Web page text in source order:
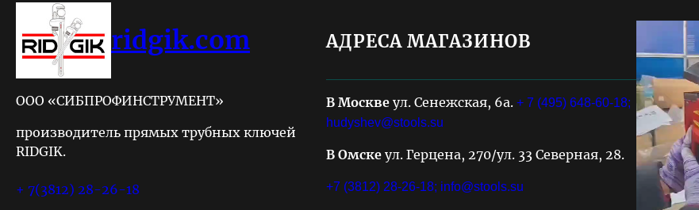
ridgik.com
ООО «СИБПРОФИНСТРУМЕНТ»
производитель прямых трубных ключей
RIDGIK.
+ 7(3812) 28-26-18
АДРЕСА МАГАЗИНОВ
В Москвеул. Сенежская, 6а.+ 7 (495) 648-60-18;
hudyshev@stools.su
В Омскеул. Герцена, 270/ул. 33 Северная, 28.
+7 (3812) 28-26-18; info@stools.su